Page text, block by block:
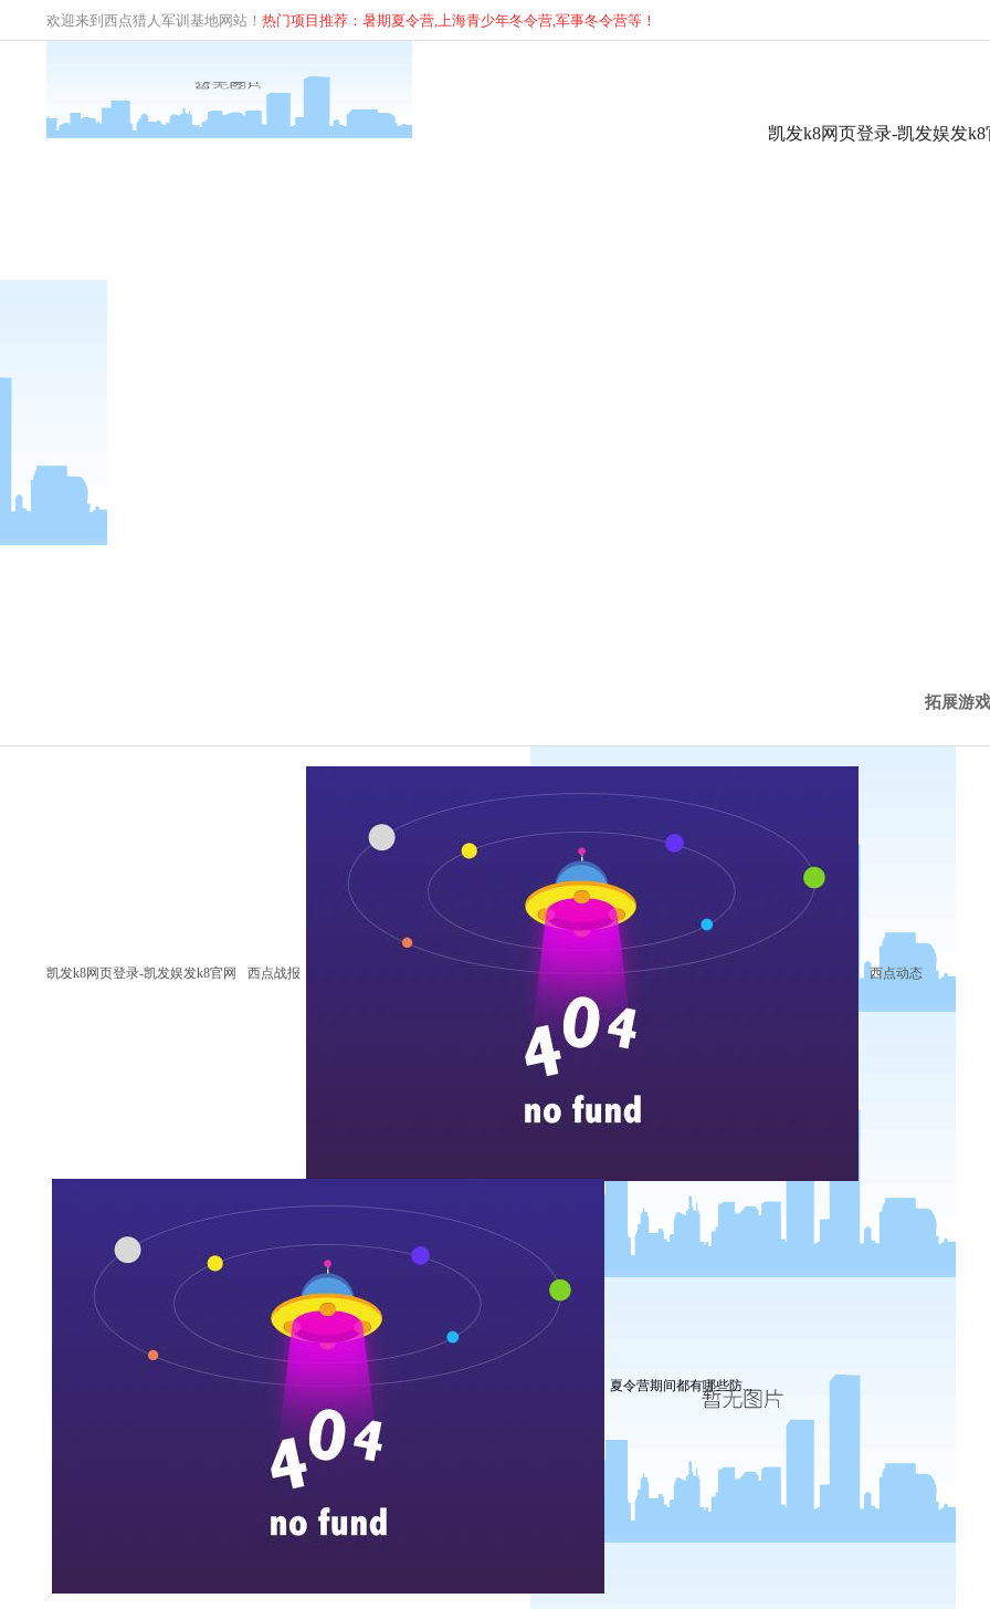
欢迎来到西点猎人军训基地网站！ 热门项目推荐：暑期夏令营,上海青少年冬令营,军事冬令营等！
凯发k8网页登录-凯发娱发k8
拓展游戏
历程下载
凯发k8网页登录-凯发娱发k8官网 西点战报 西点动态
夏令营期间都有哪些防...